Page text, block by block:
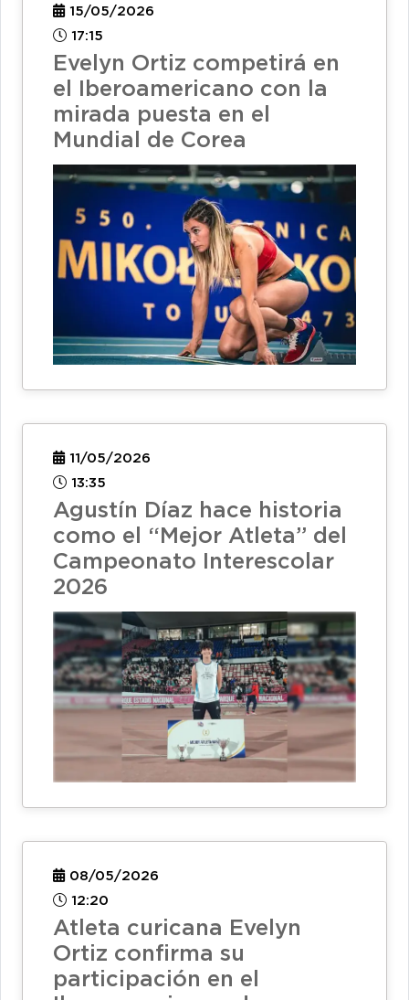
15/05/2026
17:15
Evelyn Ortiz competirá en
el Iberoamericano con la
mirada puesta en el
Mundial de Corea
11/05/2026
13:35
Agustín Díaz hace historia
como el “Mejor Atleta” del
Campeonato Interescolar
2026
08/05/2026
12:20
Atleta curicana Evelyn
Ortiz confirma su
participación en el